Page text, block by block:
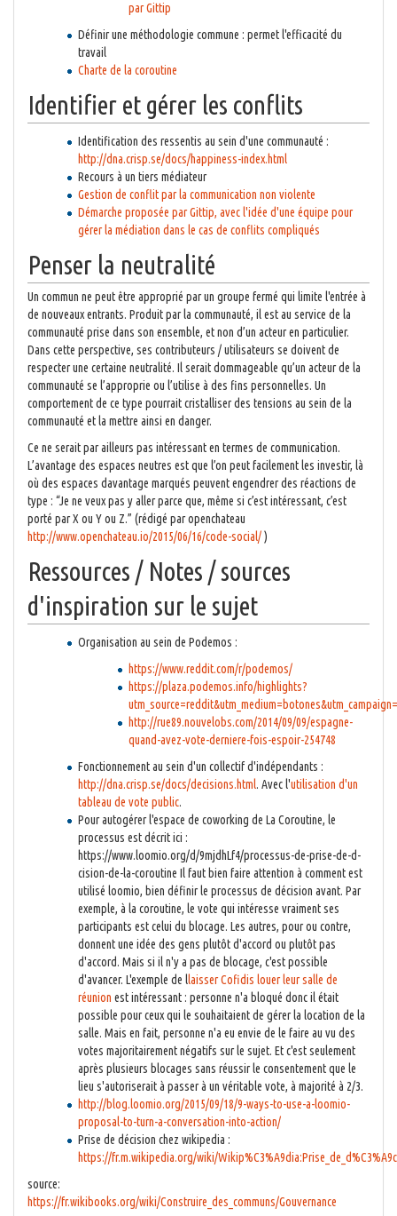
par Gittip
Définir une méthodologie commune : permet l'efficacité du
travail
Charte de la coroutine
Identifier et gérer les conflits
Identification des ressentis au sein d'une communauté :
http://dna.crisp.se/docs/happiness-index.html
Recours à un tiers médiateur
Gestion de conflit par la communication non violente
Démarche proposée par Gittip, avec l'idée d'une équipe pour
gérer la médiation dans le cas de conflits compliqués
Penser la neutralité
Un commun ne peut être approprié par un groupe fermé qui limite l'entrée à
de nouveaux entrants. Produit par la communauté, il est au service de la
communauté prise dans son ensemble, et non d’un acteur en particulier.
Dans cette perspective, ses contributeurs / utilisateurs se doivent de
respecter une certaine neutralité. Il serait dommageable qu’un acteur de la
communauté se l’approprie ou l’utilise à des fins personnelles. Un
comportement de ce type pourrait cristalliser des tensions au sein de la
communauté et la mettre ainsi en danger.
Ce ne serait par ailleurs pas intéressant en termes de communication.
L’avantage des espaces neutres est que l’on peut facilement les investir, là
où des espaces davantage marqués peuvent engendrer des réactions de
type : “Je ne veux pas y aller parce que, même si c’est intéressant, c’est
porté par X ou Y ou Z.” (rédigé par openchateau
http://www.openchateau.io/2015/06/16/code-social/)
Ressources / Notes / sources
d'inspiration sur le sujet
Organisation au sein de Podemos :
https://www.reddit.com/r/podemos/
https://plaza.podemos.info/highlights?
http://rue89.nouvelobs.com/2014/09/09/espagne-
quand-avez-vote-derniere-fois-espoir-254748
Fonctionnement au sein d'un collectif d'indépendants :
http://dna.crisp.se/docs/decisions.html. Avec l'utilisation d'un
tableau de vote public.
Pour autogérer l'espace de coworking de La Coroutine, le
processus est décrit ici :
https://www.loomio.org/d/9mjdhLf4/processus-de-prise-de-d-
cision-de-la-coroutine Il faut bien faire attention à comment est
utilisé loomio, bien définir le processus de décision avant. Par
exemple, à la coroutine, le vote qui intéresse vraiment ses
participants est celui du blocage. Les autres, pour ou contre,
donnent une idée des gens plutôt d'accord ou plutôt pas
d'accord. Mais si il n'y a pas de blocage, c'est possible
d'avancer. L'exemple de llaisser Cofidis louer leur salle de
réunion est intéressant : personne n'a bloqué donc il était
possible pour ceux qui le souhaitaient de gérer la location de la
salle. Mais en fait, personne n'a eu envie de le faire au vu des
votes majoritairement négatifs sur le sujet. Et c'est seulement
après plusieurs blocages sans réussir le consentement que le
lieu s'autoriserait à passer à un véritable vote, à majorité à 2/3.
http://blog.loomio.org/2015/09/18/9-ways-to-use-a-loomio-
proposal-to-turn-a-conversation-into-action/
Prise de décision chez wikipedia :
https://fr.m.wikipedia.org/wiki/
source:
https://fr.wikibooks.org/wiki/Construire_des_communs/Gouvernance